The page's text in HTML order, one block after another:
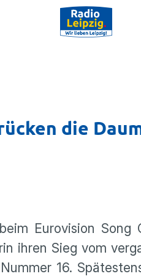
die
Eurovi­sion
ihren Sieg vom
16.